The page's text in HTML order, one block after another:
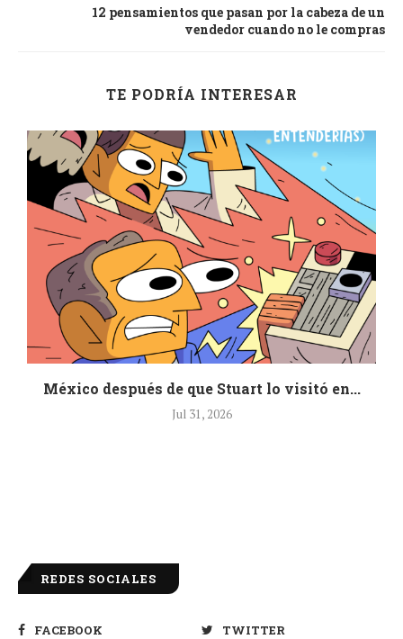
12 pensamientos que pasan por la cabeza de un
vendedor cuando no le compras
TE PODRÍA INTERESAR
México después de que Stuart lo visitó en...
Jul 31, 2026
REDES SOCIALES
FACEBOOK
TWITTER